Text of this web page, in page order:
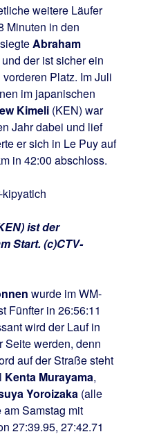
weitere Läufer
Minuten in den
Abraham
der ist sicher ein
Platz. Im Juli
im japanischen
Kimeli(KEN) war
Jahr dabei und lief
er sich in Le Puy auf
in 42:00 abschloss.
ist der
Start. (c)CTV-
wurde im WM-
Fünfter in 26:56:11
wird der Lauf in
Seite werden, denn
auf der Straße steht
Kenta Murayama,
Yoroizaka(alle
Samstag mit
27:39.95, 27:42.71